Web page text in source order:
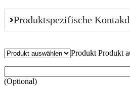
Produktspezifische
Bitte lasse dieses Feld leer.
Produkt Produkt
(Optional)